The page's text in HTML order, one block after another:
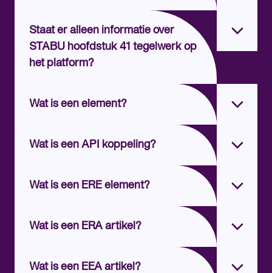
Staat er alleen informatie over
STABU hoofdstuk 41 tegelwerk op
het platform?
Wat is een element?
Wat is een API koppeling?
Wat is een ERE element?
Wat is een ERA artikel?
Wat is een EEA artikel?